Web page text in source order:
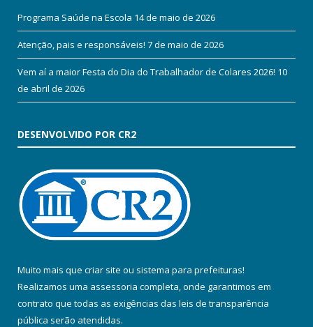
Programa Saúde na Escola 14 de maio de 2026
Atenção, pais e responsáveis! 7 de maio de 2026
Vem aí a maior Festa do Dia do Trabalhador de Colares 2026! 10
de abril de 2026
DESENVOLVIDO POR CR2
Muito mais que criar site ou sistema para prefeituras!
Realizamos uma assessoria completa, onde garantimos em
contrato que todas as exigências das leis de transparência
pública serão atendidas.